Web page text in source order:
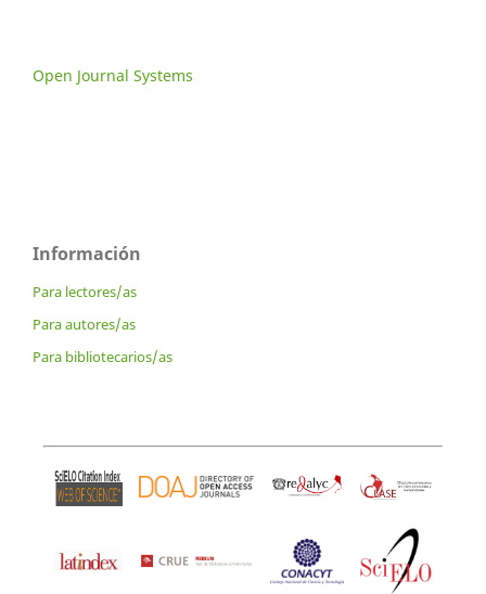
Open Journal Systems
Información
Para lectores/as
Para autores/as
Para bibliotecarios/as